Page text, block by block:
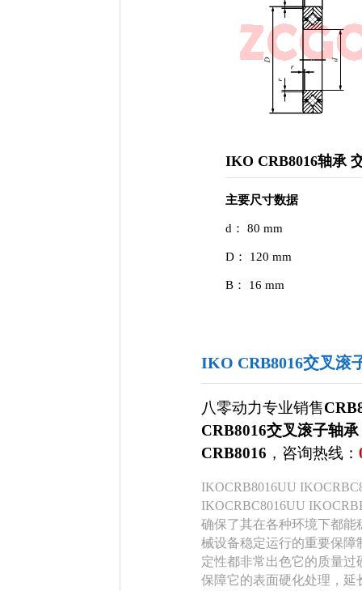
IKO CRB8016轴承
主要尺寸数据
d： 80 mm
D： 120 mm
B： 16 mm
IKO CRB8016交叉滚
八零动力专业销售
CRB8016交叉滚子轴承
CRB8016 ，咨询热线：
IKOCRB8016UU
IKOCRBC8016UU
确保了其在各种环境下都
械设备稳定运行的重要保
定性都非常出色它的质量
保障它的表面硬化处理，